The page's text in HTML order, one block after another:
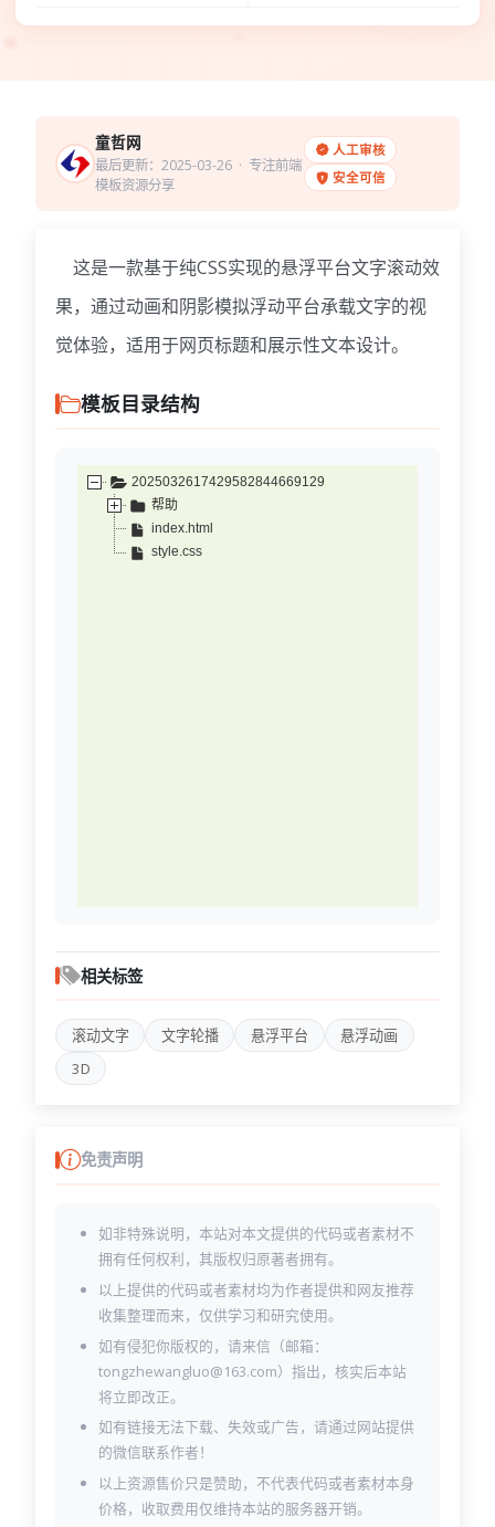
童哲网
最后更新：2025-03-26· 专注前端
模板资源分享
人工审核
安全可信
这是一款基于纯CSS实现的悬浮平台文字滚动效
果，通过动画和阴影模拟浮动平台承载文字的视
觉体验，适用于网页标题和展示性文本设计。
模板目录结构
2025032617429582844669129
帮助
index.html
style.css
相关标签
滚动文字 文字轮播 悬浮平台
悬浮动画
3D
免责声明
如非特殊说明，本站对本文提供的代码或者素材不
拥有任何权利，其版权归原著者拥有。
以上提供的代码或者素材均为作者提供和网友推荐
收集整理而来，仅供学习和研究使用。
如有侵犯你版权的，请来信（邮箱：
tongzhewangluo@163.com）指出，核实后本站
将立即改正。
如有链接无法下载、失效或广告，请通过网站提供
的微信联系作者！
以上资源售价只是赞助，不代表代码或者素材本身
价格，收取费用仅维持本站的服务器开销。